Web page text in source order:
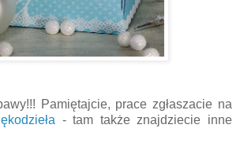
Pamiętajcie, prace zgłaszacie na
- tam także znajdziecie inne